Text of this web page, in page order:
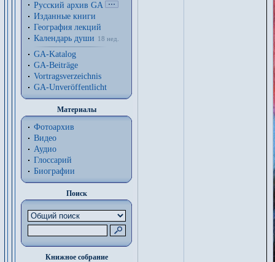
Русский архив GA
Изданные книги
География лекций
Календарь души
18 нед.
GA-Katalog
GA-Beiträge
Vortragsverzeichnis
GA-Unveröffentlicht
Материалы
Фотоархив
Видео
Аудио
Глоссарий
Биографии
Поиск
Книжное собрание